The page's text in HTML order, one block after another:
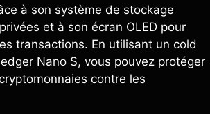
à son système de stockage
et à son écran OLED pour
transactions. En utilisant un cold
Nano S, vous pouvez protéger
contre les